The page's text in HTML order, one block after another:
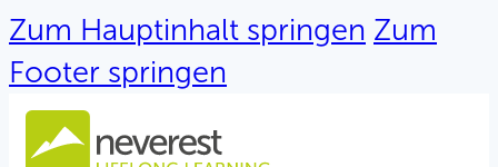
Zum Hauptinhalt springen Zum
Footer springen